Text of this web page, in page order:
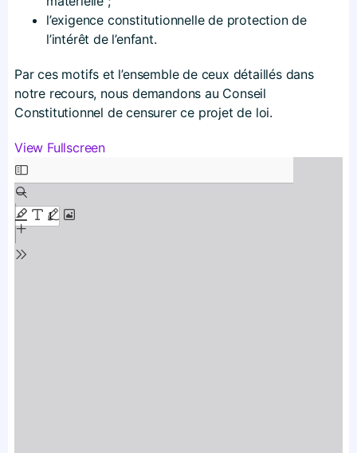
l’exigence constitutionnelle de protection de
l’intérêt de l’enfant.
Par ces motifs et l’ensemble de ceux détaillés dans
notre recours, nous demandons au Conseil
Constitutionnel de censurer ce projet de loi.
View Fullscreen